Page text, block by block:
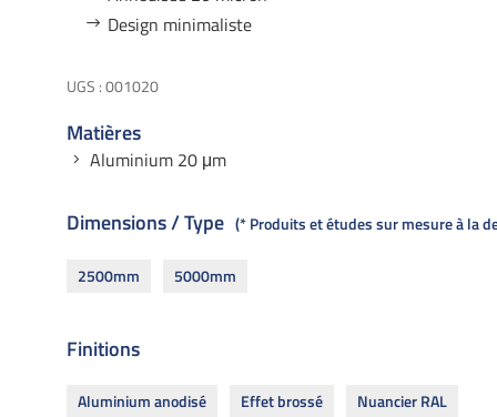
Design minimaliste
UGS :001020
Matières
Aluminium 20 μm
Dimensions / Type * Produits et études sur mesure à la
2500mm 5000mm
Finitions
Aluminium anodisé Effet brossé Nuancier RAL